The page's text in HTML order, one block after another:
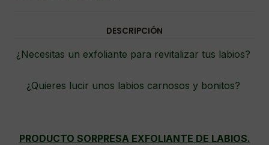
DESCRIPCIÓN
¿Necesitas un exfoliante para revitalizar tus labios?
¿Quieres lucir unos labios carnosos y bonitos?
PRODUCTO SORPRESA EXFOLIANTE DE LABIOS.